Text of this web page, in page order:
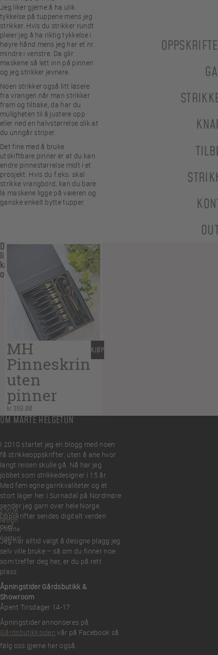
Jeg liker gjerne å ha ulik
tykkelse på tuppene mens jeg
strikker. Hvis du strikker rundt
pleier jeg å ha riktig tykkelse i
høyre hånd mens jeg har et nr.
mindre i venstre. Da glir
maskene så lett inn på pinnen
og jeg strikker jevnere.
Noen strikker også litt løsere
fra vrangen når man strikker
fram og tilbake, da har du
muligheten til å justere opp
eller ned en halvstørrelse slik at
du unngår striper.
Det fine med å bruke
utskiftbare pinner er at du kan
endre pinnestørrelse midt i et
prosjekt. Hvis du f.eks. skal
strikke vrangbord, kan du bare
la maskene ligge på vaieren og
ganske enkelt bytte tupper.
Du
liker
kanskje
også…
MH
Pinneskrin
uten
pinner
kr369,00
KJØP
OM MARTE HELGETUN
I 2010 startet jeg en blogg med noen
få strikkeoppskrifter, uten å ane hvor
langt reisen skulle gå. Nå har jeg
jobbet som strikkedesigner i 15 år.
Med fem egne garnkvaliteter og et
stort lager her i Surnadal på Nordmøre
sender jeg garn over hele Norge.
Oppskrifter sendes digitalt verden
over.
Jeg har alltid valgt å designe plagg jeg
selv ville bruke – så om du finner noe
som treffer deg her, er du på rett
plass.
Åpningstider Gårdsbutikk &
Showroom
Åpent Tirsdager 14-17
Åpningstider annonseres på
Gårdsbutikksiden vår på Facebook så
følg oss gjerne her også.
2026
Marte